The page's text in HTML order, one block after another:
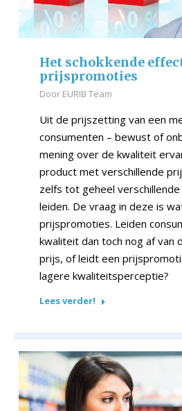
Het schokkende
prijspromoties
Door EURIB Team
Uit de prijszetting van een
consumenten – bewust of
mening over de kwaliteit
product met verschillende
zelfs tot geheel
leiden. De vraag in deze is
prijspromoties. Leiden
kwaliteit dan toch nog af van
prijs, of leidt een
lagere kwaliteitsperceptie?
Lees verder!